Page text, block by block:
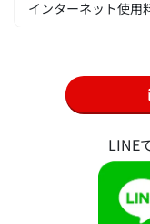
インターネット使用
LINE